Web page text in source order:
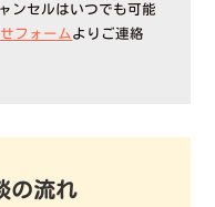
ンセルはいつでも可能
フォームよりご連絡
の流れ